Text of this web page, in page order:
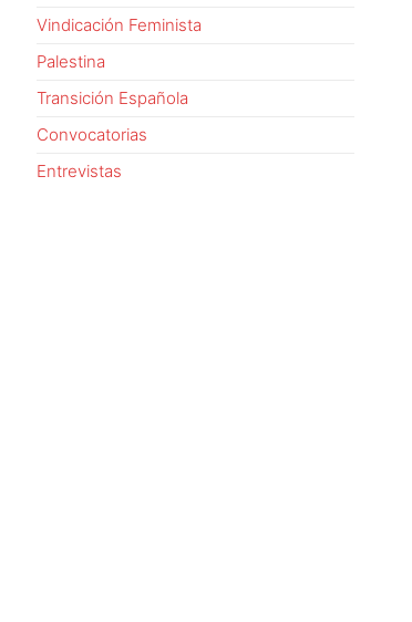
Vindicación Feminista
Palestina
Transición Española
Convocatorias
Entrevistas